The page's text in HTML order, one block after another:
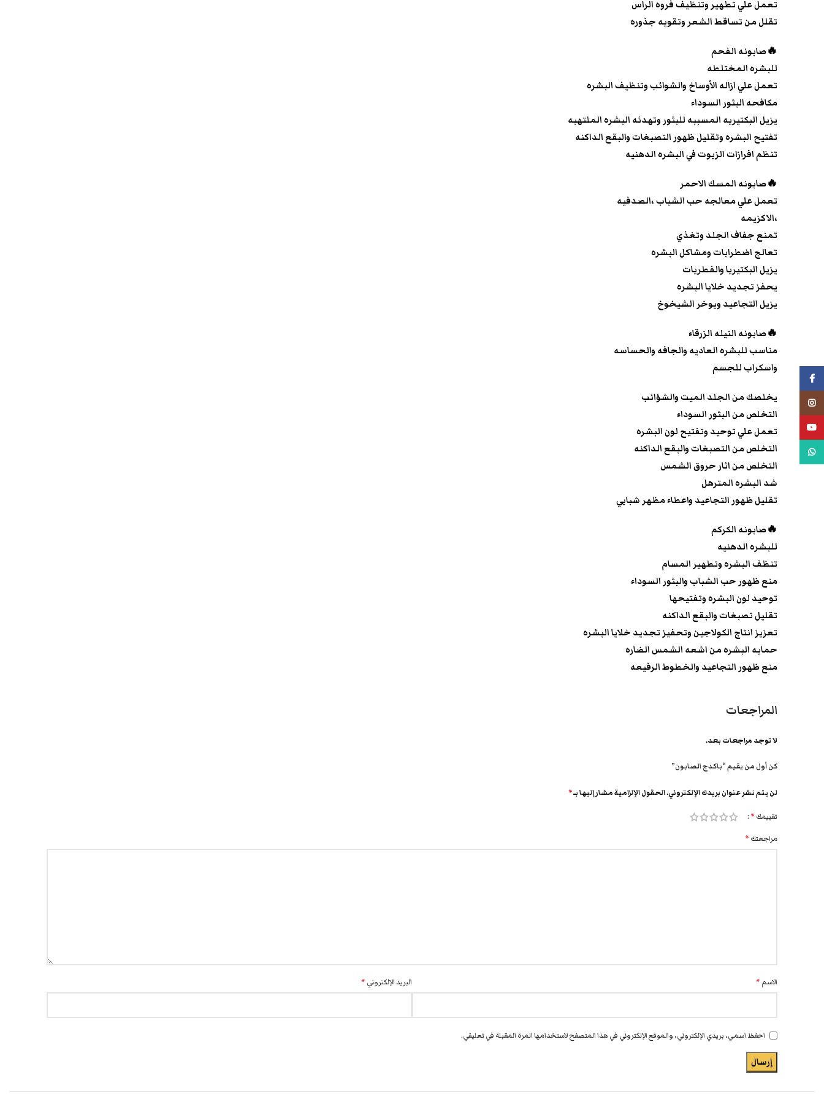
تعمل علي تطهير وتنظيف فروه الراس
تقلل من تساقط الشعر وتقويه جذوره
🔥صابونه الفحم
للبشره المختلطه
تعمل علي ازاله الأوساخ والشوائب وتنظيف البشره
مكافحه البثور السوداء
يزيل البكتيريه المسببه للبثور وتهدئه البشره الملتهبه
تفتيح البشره وتقليل ظهور التصبغات والبقع الداكنه
تنظم افرازات الزيوت في البشره الدهنيه
🔥صابونه المسك الاحمر
تعمل علي معالجه حب الشباب ،الصدفيه
،الاكزيمه
تمنع جفاف الجلد وتغذي
تعالج اضطرابات ومشاكل البشره
يزيل البكتيريا والفطريات
يحفز تجديد خلايا البشره
يزيل التجاعيد ويوخر الشيخوخ
🔥صابونه النيله الزرقاء
مناسب للبشره العاديه والجافه والحساسه
واسكراب للجسم
يخلصك من الجلد الميت والشؤائب
التخلص من البثور السوداء
تعمل علي توحيد وتفتيح لون البشره
التخلص من التصبغات والبقع الداكنه
التخلص من اثار حروق الشمس
شد البشره المترهل
تقليل ظهور التجاعيد واعطاء مظهر شبابي
🔥صابونه الكركم
للبشره الدهنيه
تنظف البشره وتطهير المسام
منع ظهور حب الشباب والبثور السوداء
توحيد لون البشره وتفتيحها
تقليل تصبغات والبقع الداكنه
تعزيز انتاج الكولاجين وتحفيز تجديد خلايا البشره
حمايه البشره من اشعه الشمس الضاره
منع ظهور التجاعيد والخطوط الرفيعه
المراجعات
لا توجد مراجعات بعد.
كن أول من يقيم “باكدج الصابون”
لن يتم نشر عنوان بريدك الإلكتروني.الحقول الإلزامية مشار إليها بـ*
تقييمك *
مراجعتك *
الاسم * البريد الإلكتروني *
احفظ اسمي، بريدي الإلكتروني، والموقع الإلكتروني في هذا المتصفح لاستخدامها المرة المقبلة في تعليقي.
انستجرام
يوتيوب
واتس اب